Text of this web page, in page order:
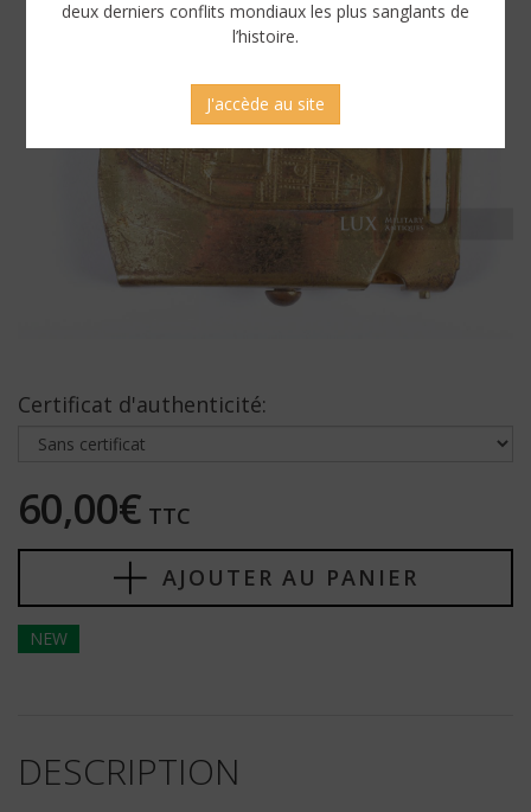
Certificat d'authenticité:
60,00€ TTC
AJOUTER AU PANIER
NEW
DESCRIPTION
deux derniers conflits mondiaux les plus sanglants de
l’histoire.
J'accède au site